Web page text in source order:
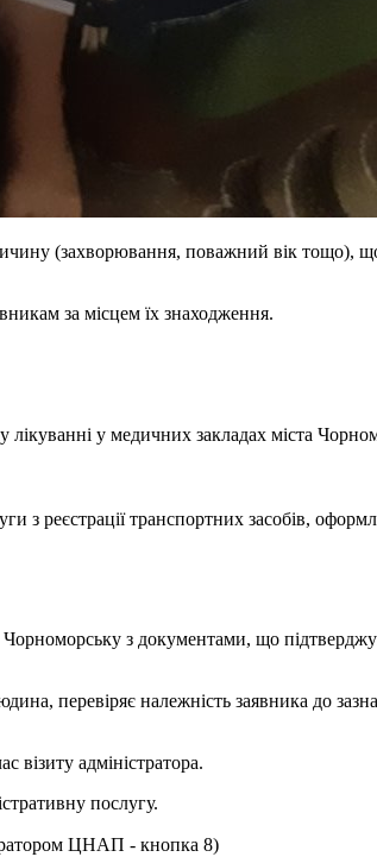
(захворювання, поважний вік тощо),
за місцем їх знаходження.
лікуванні у медичних закладах міста
транспортних засобів,
з документами, що
перевіряє належність заявника до
візиту адміністратора.
послугу.
ЦНАП - кнопка 8)